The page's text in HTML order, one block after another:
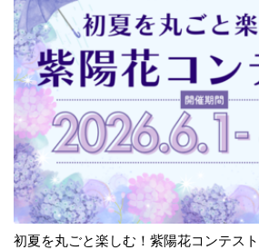
初夏を丸ごと楽しむ！紫陽花コンテスト